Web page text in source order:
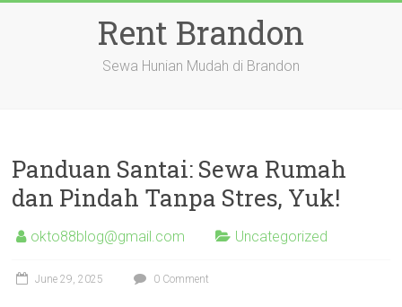
Rent Brandon
Sewa Hunian Mudah di Brandon
Panduan Santai: Sewa Rumah
dan Pindah Tanpa Stres, Yuk!
okto88blog@gmail.com Uncategorized
June 29, 2025 0 Comment